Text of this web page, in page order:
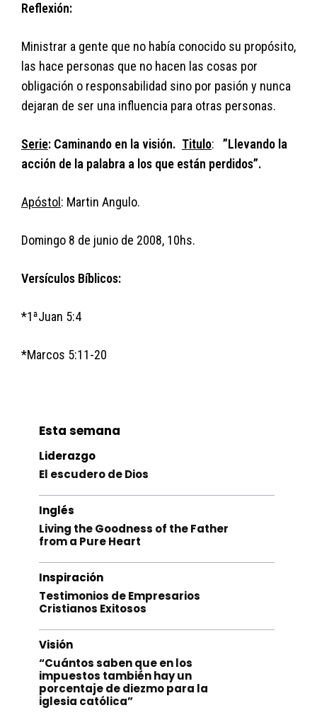
Reflexión:
Ministrar a gente que no había conocido su propósito,
las hace personas que no hacen las cosas por
obligación o responsabilidad sino por pasión y nunca
dejaran de ser una influencia para otras personas.
Serie: Caminando en la visión. Titulo: ”Llevando la
acción de la palabra a los que están perdidos”.
Apóstol : Martin Angulo.
Domingo 8 de junio de 2008, 10hs.
Versículos Bíblicos:
*1ªJuan 5:4
*Marcos 5:11-20
Esta semana
Liderazgo
El escudero de Dios
Inglés
Living the Goodness of the Father
from a Pure Heart
Inspiración
Testimonios de Empresarios
Cristianos Exitosos
Visión
“Cuántos saben que en los
impuestos también hay un
porcentaje de diezmo para la
iglesia católica”